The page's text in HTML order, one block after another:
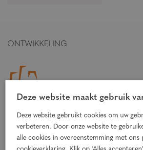
ONTWIKKELING
Sisalstraat 9
8281 JJ Genemuiden
Deze website maakt gebruik
Deze website gebruikt cookies om uw
verbeteren. Door onze website te
alle cookies in overeenstemming met ons